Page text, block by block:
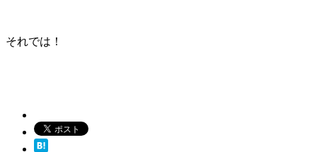
それでは！